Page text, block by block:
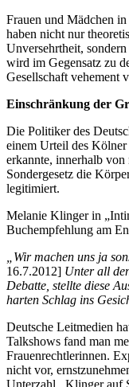
Frauen und Mädchen
haben nicht nur
Unversehrtheit,
wird im Gegensatz zu
Gesellschaft vehement
Einschränkung der
Die Politiker des
einem Urteil des
erkannte, innerhalb von
Sondergesetz die
legitimiert.
Melanie Klinger in
Buchempfehlung am
„Wir machen uns ja
16.7.2012] Unter all
Debatte, stellte diese
harten Schlag ins
Deutsche Leitmedien
Talkshows fand man
Frauenrechtlerinnen.
nicht vor,
Unterzahl. Klinger auf